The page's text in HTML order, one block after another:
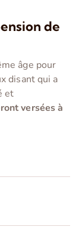
de
âge pour
disant qui a
et
versées à